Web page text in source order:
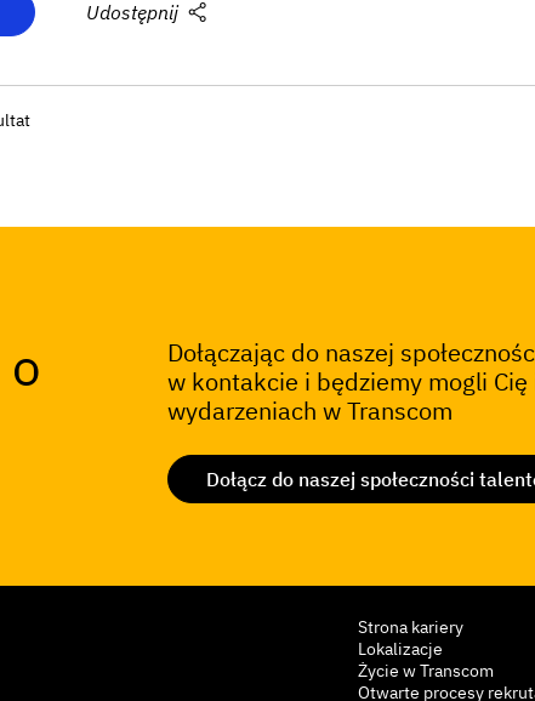
Udostępnij
Dołączając do naszej
w kontakcie i będziemy mogli
wydarzeniach w Transcom
Dołącz do naszej społeczności
Strona kariery
Lokalizacje
Życie w Transcom
Otwarte procesy